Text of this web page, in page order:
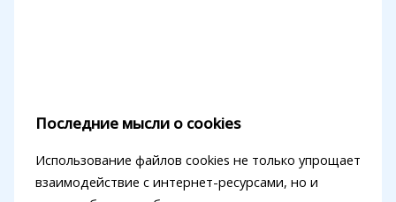
Последние мысли о cookies
Использование файлов cookies не только упрощает
взаимодействие с интернет-ресурсами, но и